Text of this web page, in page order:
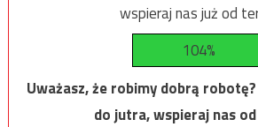
wspieraj nas już od
104%
Uważasz, że robimy dobrą
do jutra, wspieraj nas